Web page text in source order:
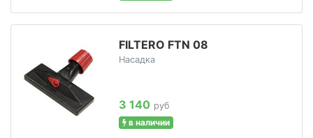
FILTERO FTN 08
Насадка
3 140 руб
в наличии